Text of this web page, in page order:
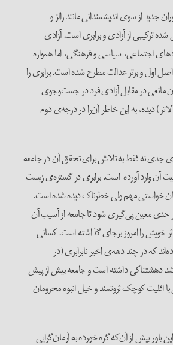
جدید از سوی اندیشمندانی مانند رالز و
ترکیبی از آزادی و برابری است. آزادی
اجتماعی، سیاسی و فرهنگی، اما همواره
اصل اول و برتر عدالت مطرح شده است. برابری را
مانعی در مقابل آزادی فرد در جست‌وجوی
دیده‌، به این خاطر آن‌را در درجه‌ی دوم
جدی نه فقط به تلاش برای تحقق آن در جامعه
آن وارد آورده است. برابری در گستره‌ی زیست
خواستی مهم ولی خطرناک دیده شده است.
معین پی‌گیری شود تا جامعه از آسیب آن
خویش را امروز برجای گذاشته است. کسانی
که در چند دهه‌ی اخیر نابرابری (در
دهشتناکی داشته است و جامعه بیش از پیش
اقلیت کوچک ثروتمند و خیل انبوه محرومان
باور بیش از آن‌که گره خورده به آرمان‌گرایی